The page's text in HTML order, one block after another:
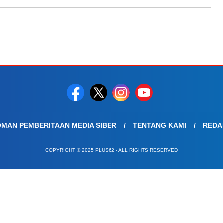
PEMBERITAAN MEDIA SIBER TENTANG KAMI
COPYRIGHT © 2025 PLUS62 - ALL RIGHTS RESERVED